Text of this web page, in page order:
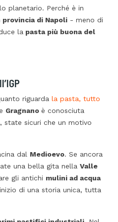
planetario. Perché è in
di Napoli - meno di
la pasta più buona del
riguarda la pasta, tutto
Gragnano è conosciuta
, state sicuri che un motivo
dal Medioevo. Se ancora
una bella gita nella Valle
gli antichi mulini ad acqua
di una storia unica, tutta